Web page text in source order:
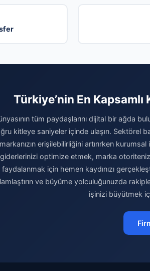
Türkiye’nin En
tüm paydaşlarını dijital bir ağda
kitleye saniyeler içinde ulaşın. Sektörel
markanızın erişilebilirliğini artırırken
giderlerinizi optimize etmek, marka
faydalanmak için hemen kaydınızı
ve büyüme yolculuğunuzda
işinizi büyütmek